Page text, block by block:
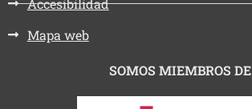
Accesibilidad
Mapa web
SOMOS MIEMBROS DE